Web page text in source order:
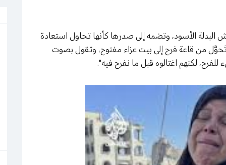
البدلة الأسود، وتضمه إلى صدرها كأنها تحاول استعادة
من قاعة فرح إلى بيت عزاء مفتوح، وتقول بصوت
لكنهم اغتالوه قبل ما نفرح فيه".